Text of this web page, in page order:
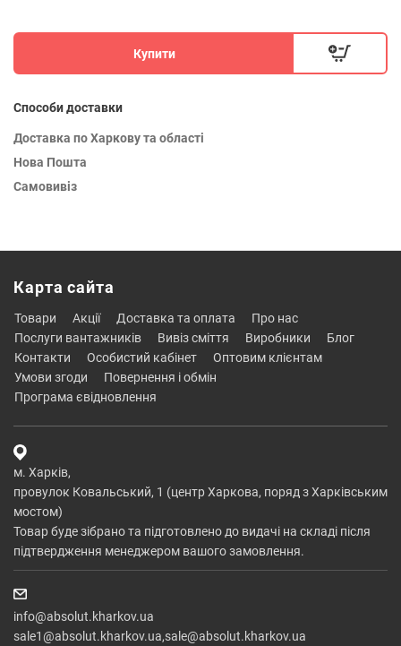
Купити
Способи доставки
Доставка по Харкову та області
Нова Пошта
Самовивіз
Карта сайта
товари акції доставка та оплата
про нас
послуги вантажників
вивіз сміття виробники
блог
контакти
особистий кабінет
оптовим клієнтам
умови згоди
повернення і обмін
програма євідновлення
м. Харків,
провулок Ковальський, 1 (центр Харкова, поряд з Харківським
мостом)
Товар буде зібрано та підготовлено до видачі на складі після
підтвердження менеджером вашого замовлення.
info@absolut.kharkov.ua
sale1@absolut.kharkov.ua,sale@absolut.kharkov.ua